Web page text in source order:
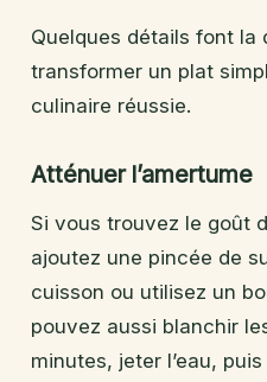
Quelques détails font la
transformer un plat
culinaire réussie.
Atténuer l’amertume
Si vous trouvez le goût
ajoutez une pincée de
cuisson ou utilisez un
pouvez aussi blanchir
minutes, jeter l’eau,